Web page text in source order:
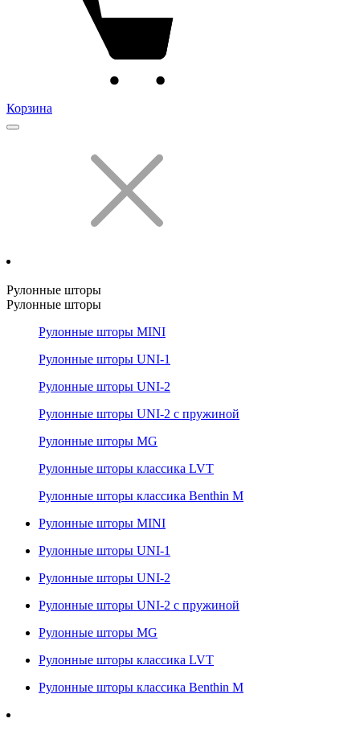
Корзина
Рулонные шторы
Рулонные шторы
Рулонные шторы MINI
Рулонные шторы UNI-1
Рулонные шторы UNI-2
Рулонные шторы UNI-2 с пружиной
Рулонные шторы MG
Рулонные шторы классика LVT
Рулонные шторы классика Benthin M
Рулонные шторы MINI
Рулонные шторы UNI-1
Рулонные шторы UNI-2
Рулонные шторы UNI-2 с пружиной
Рулонные шторы MG
Рулонные шторы классика LVT
Рулонные шторы классика Benthin M